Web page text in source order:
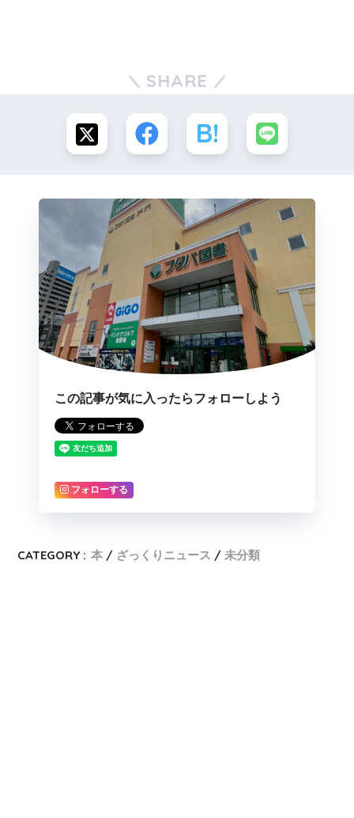
SHARE
この記事が気に入ったらフォローしよう
フォローする
CATEGORY : 本 ざっくりニュース 未分類